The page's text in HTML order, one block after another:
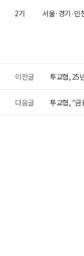
2기 서울·경기·인
이전글 투교협, 25
다음글 투교협, "